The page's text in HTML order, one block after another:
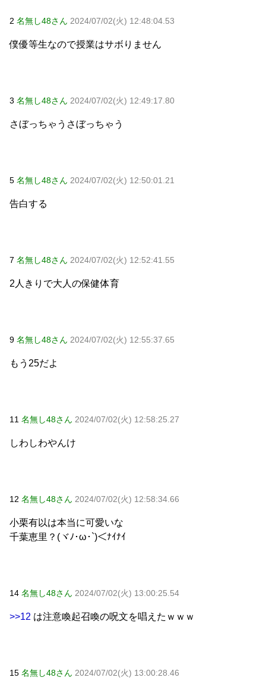
2 名無し48さん 2024/07/02(火) 12:48:04.53
僕優等生なので授業はサボりません
3 名無し48さん 2024/07/02(火) 12:49:17.80
さぼっちゃうさぼっちゃう
5 名無し48さん 2024/07/02(火) 12:50:01.21
告白する
7 名無し48さん 2024/07/02(火) 12:52:41.55
2人きりで大人の保健体育
9 名無し48さん 2024/07/02(火) 12:55:37.65
もう25だよ
11 名無し48さん 2024/07/02(火) 12:58:25.27
しわしわやんけ
12 名無し48さん 2024/07/02(火) 12:58:34.66
小栗有以は本当に可愛いな
千葉恵里？(ヾﾉ･ω･`)＜ﾅｲﾅｲ
14 名無し48さん 2024/07/02(火) 13:00:25.54
>>12 は注意喚起召喚の呪文を唱えたｗｗｗ
15 名無し48さん 2024/07/02(火) 13:00:28.46